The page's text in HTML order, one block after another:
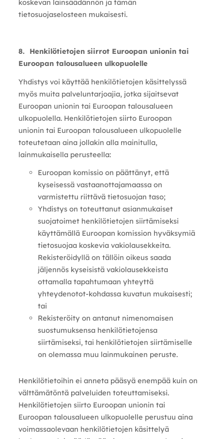
koskevan lainsäädännön ja tämän
tietosuojaselosteen mukaisesti.
8. Henkilötietojen siirrot Euroopan unionin tai
Euroopan talousalueen ulkopuolelle
Yhdistys voi käyttää henkilötietojen käsittelyssä
myös muita palveluntarjoajia, jotka sijaitsevat
Euroopan unionin tai Euroopan talousalueen
ulkopuolella. Henkilötietojen siirto Euroopan
unionin tai Euroopan talousalueen ulkopuolelle
toteutetaan aina jollakin alla mainitulla,
lainmukaisella perusteella:
Euroopan komissio on päättänyt, että
kyseisessä vastaanottajamaassa on
varmistettu riittävä tietosuojan taso;
Yhdistys on toteuttanut asianmukaiset
suojatoimet henkilötietojen siirtämiseksi
käyttämällä Euroopan komission hyväksymiä
tietosuojaa koskevia vakiolausekkeita.
Rekisteröidyllä on tällöin oikeus saada
jäljennös kyseisistä vakiolausekkeista
ottamalla tapahtumaan yhteyttä
yhteydenotot-kohdassa kuvatun mukaisesti;
tai
Rekisteröity on antanut nimenomaisen
suostumuksensa henkilötietojensa
siirtämiseksi, tai henkilötietojen siirtämiselle
on olemassa muu lainmukainen peruste.
Henkilötietoihin ei anneta pääsyä enempää kuin on
välttämätöntä palveluiden toteuttamiseksi.
Henkilötietojen siirto Euroopan unionin tai
Euroopan talousalueen ulkopuolelle perustuu aina
voimassaolevaan henkilötietojen käsittelyä